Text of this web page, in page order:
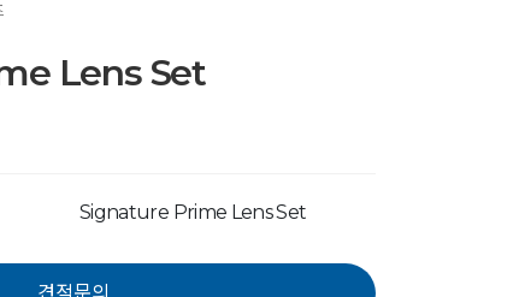
Lens Set
Signature Prime Lens Set